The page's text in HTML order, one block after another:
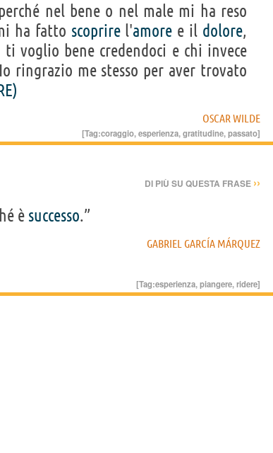
nel bene o nel male mi ha reso
ha fatto scoprirel'amore e il dolore,
voglio bene credendoci e chi invece
ringrazio me stesso per aver trovato
OSCAR WILDE
[Tag:coraggio,esperienza,gratitudine,passato]
DI PIÙ SU QUESTA FRASE ››
è successo.”
GABRIEL GARCÍA MÁRQUEZ
[Tag:esperienza,piangere,ridere]